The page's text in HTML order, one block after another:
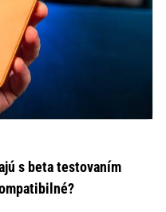
s beta testovaním